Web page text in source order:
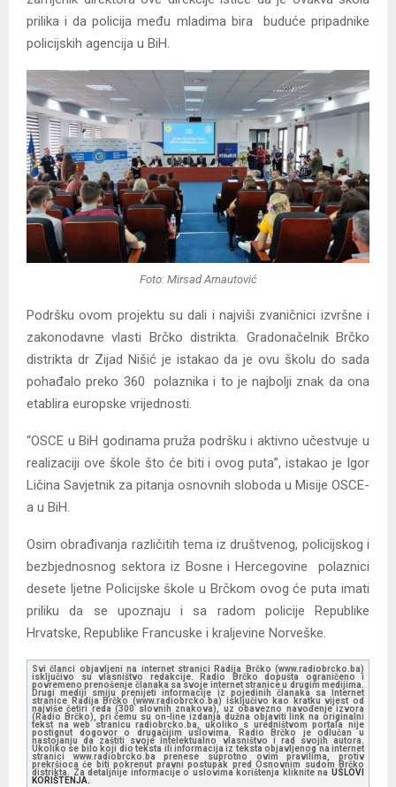
prilika i da policija među mladima bira buduće pripadnike
policijskih agencija u BiH.
Foto: Mirsad Arnautović
Podršku ovom projektu su dali i najviši zvaničnici izvršne i
zakonodavne vlasti Brčko distrikta. Gradonačelnik Brčko
distrikta dr Zijad Nišić je istakao da je ovu školu do sada
pohađalo preko 360 polaznika i to je najbolji znak da ona
etablira europske vrijednosti.
“OSCE u BiH godinama pruža podršku i aktivno učestvuje u
realizaciji ove škole što će biti i ovog puta”, istakao je Igor
Ličina Savjetnik za pitanja osnovnih sloboda u Misije OSCE-
a u BiH.
Osim obrađivanja različitih tema iz društvenog, policijskog i
bezbjednosnog sektora iz Bosne i Hercegovine polaznici
desete ljetne Policijske škole u Brčkom ovog će puta imati
priliku da se upoznaju i sa radom policije Republike
Hrvatske, Republike Francuske i kraljevine Norveške.
Svi članci objavljeni na internet stranici Radija Brčko (www.radiobrcko.ba)
isključivo su vlasništvo redakcije. Radio Brčko dopušta ograničeno i
povremeno prenošenje članaka sa svoje internet stranice u drugim medijima.
Drugi mediji smiju prenijeti informacije iz pojedinih članaka sa Internet
stranice Radija Brčko (www.radiobrcko.ba) isključivo kao kratku vijest od
najviše četiri reda (300 slovnih znakova), uz obavezno navođenje izvora
(Radio Brčko), pri čemu su on-line izdanja dužna objaviti link na originalni
tekst na web stranicu radiobrcko.ba, ukoliko s uredništvom portala nije
postignut dogovor o drugačijim uslovima. Radio Brčko je odlučan u
nastojanju da zaštiti svoje intelektualno vlasništvo i rad svojih autora.
Ukoliko se bilo koji dio teksta ili informacija iz teksta objavljenog na internet
stranici www.radiobrcko.ba prenese suprotno ovim pravilima, protiv
prekršioca će biti pokrenut pravni postupak pred Osnovnim sudom Brčko
distrikta. Za detaljnije informacije o uslovima korištenja kliknite na USLOVI
KORIŠTENJA.